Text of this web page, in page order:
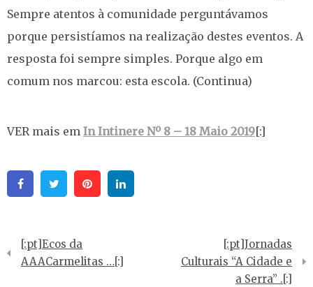
Sempre atentos à comunidade perguntávamos
porque persistíamos na realização destes eventos. A
resposta foi sempre simples. Porque algo em
comum nos marcou: esta escola. (Continua)
VER mais em In Intinere Nº 8 – 18 Maio 2019[:]
FacebookTwitter Pinterest
Navegação
de
[:pt]Ecos da
AAACarmelitas …[:]
[:pt]Jornadas
Culturais “A Cidade e
a Serra” .[:]